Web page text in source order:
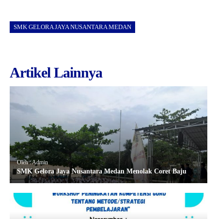
SMK GELORA JAYA NUSANTARA MEDAN
Artikel Lainnya
Oleh : Admin
SMK Gelora Jaya Nusantara Medan Menolak Coret Baju